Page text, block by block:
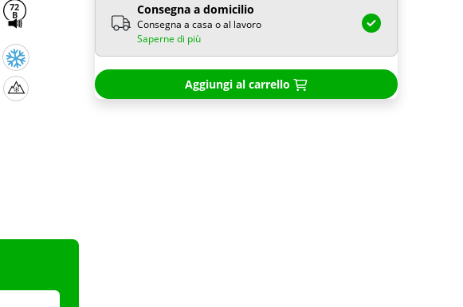
72
B Consegna a domicilio
Consegna a casa o al lavoro
Saperne di più
Aggiungi al carrello